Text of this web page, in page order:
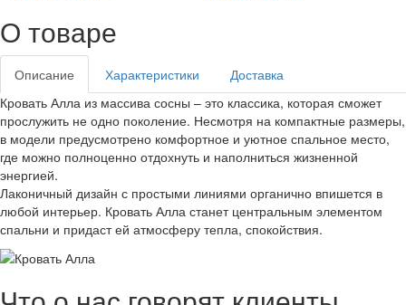
О товаре
Описание Характеристики
Доставка
Кровать Алла из массива сосны – это классика, которая сможет
прослужить не одно поколение. Несмотря на компактные размеры,
в модели предусмотрено комфортное и уютное спальное место,
где можно полноценно отдохнуть и наполниться жизненной
энергией.
Лаконичный дизайн с простыми линиями органично впишется в
любой интерьер. Кровать Алла станет центральным элементом
спальни и придаст ей атмосферу тепла, спокойствия.